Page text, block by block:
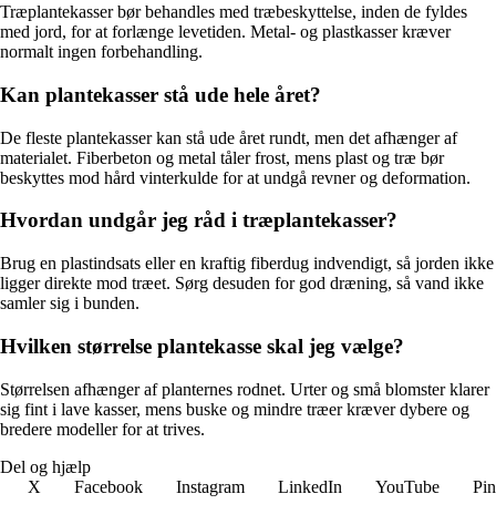
Træplantekasser bør behandles med træbeskyttelse, inden de fyldes
med jord, for at forlænge levetiden. Metal- og plastkasser kræver
normalt ingen forbehandling.
Kan plantekasser stå ude hele året?
De fleste plantekasser kan stå ude året rundt, men det afhænger af
materialet. Fiberbeton og metal tåler frost, mens plast og træ bør
beskyttes mod hård vinterkulde for at undgå revner og deformation.
Hvordan undgår jeg råd i træplantekasser?
Brug en plastindsats eller en kraftig fiberdug indvendigt, så jorden ikke
ligger direkte mod træet. Sørg desuden for god dræning, så vand ikke
samler sig i bunden.
Hvilken størrelse plantekasse skal jeg vælge?
Størrelsen afhænger af planternes rodnet. Urter og små blomster klarer
sig fint i lave kasser, mens buske og mindre træer kræver dybere og
bredere modeller for at trives.
Del og hjælp
X
Facebook Instagram LinkedIn YouTube